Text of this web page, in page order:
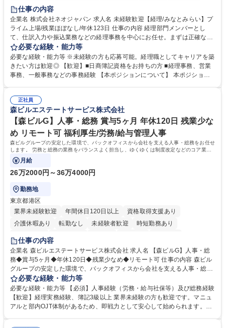
未経験者歓迎
完全週休2日制
交通費支給 駅近5分以内 土日祝休み
服装自由
寮・社宅あり
仕事の内容
企業名 株式会社ネオジャパン 求人名 未経験歓迎【経理/みなとみらい】プ
ライム上場/残業ほぼなし/年休123日 仕事の内容 経理部門メンバーとし
て、仕訳入力や振込業務などの経理事務を中心にお任せ。まずは正確な入
力・確認業務からスタートし、既存メンバーと一緒に業務を進めながら段
階的に経理知識を身につけていただきます。 【具体的には】 ■社内稟議に
基づく仕訳入力 ■月末の振込業務 ■明細作成 ■伝票処理、記帳業務 ■既存
メンバーの業務サポート 【将来的には】 ■月次決算補助 ■四半期・年次決
想定です。 募集職種 未経験歓迎【経理/みなとみらい】プライム上場/残業
ほぼなし/年休123日
必要な経験・能力等
必要な経験・能力等 ※未経験の方も応募可能。経理職としてキャリアを築
きたい方は歓迎◎ 【歓迎】■日商簿記資格をお持ちの方 ■経理事務、営業
事務、一般事務などの事務経験 【本ポジションについて】 本ポジション
当し、3～5年をかけて月次決算・四半期決算・開示資料作成補助などへス
テップアップできます。また、残業は通常月ほぼなく、決算月でも10時間
未満のため、無理なく経理として専門性を身につけられる環境です。 学
歴・資格 学歴：大学院 大学 高専 短大 専修学校 高校 語学力： 資格：日商
簿記検定1級 日商簿記検定2級
正社員
森ビルエステートサービス株式会社
【森ビルG】人事・総務 賞与5ヶ月 年休120日 残業少な
め リモート可 福利厚生/労務/給与管理人事
森ビルグループの安定した環境で、バックオフィスから会社を支える人事・総務をお任せ
します。 労務と総務の業務をバランスよく担当し、ゆくゆくは制度改定などのコア業務
にも挑戦できる、やりがいある環境です。
月給
26万2000円～36万4000円
勤務地
東京都港区
業界未経験歓迎
年間休日120日以上
資格取得支援あり
介護休暇あり
転勤なし 未経験者歓迎
時短勤務あり
経験者歓迎
完全週休2日制
交通費支給 長期歓迎 駅近5分以内 土日祝休み
仕事の内容
企業名 森ビルエステートサービス株式会社 求人名 【森ビルG】人事・総
務◆賞与5ヶ月◆年休120日◆残業少なめ◆リモート可 仕事の内容 森ビル
グループの安定した環境で、バックオフィスから会社を支える人事・総務
をお任せします。 労務と総務の業務をバランスよく担当し、ゆくゆくは制
度改定などのコア業務にも挑戦できる、やりがいある環境です。 ■勤怠管
理、給与計算、社会保険手続き、年末調整等の労務管理全般 ■入退社手続
き、社内規定の改定や人事制度改定などのコア業務 ■社内イベントの企画
必要な経験・能力等
必要な経験・能力等 【必須】人事経験（労務・給与社保等）及び総務経験
【歓迎】経理実務経験、簿記3級以上 業界未経験の方も歓迎です。マニュ
アルと部内OJT体制があるため、即戦力として安心して始められます。